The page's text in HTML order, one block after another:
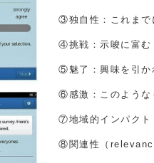
③独自性：これまで
④挑戦：示唆に富む
⑤魅了：興味を引か
⑥感激：このような
⑦地域的インパクト
⑧関連性（